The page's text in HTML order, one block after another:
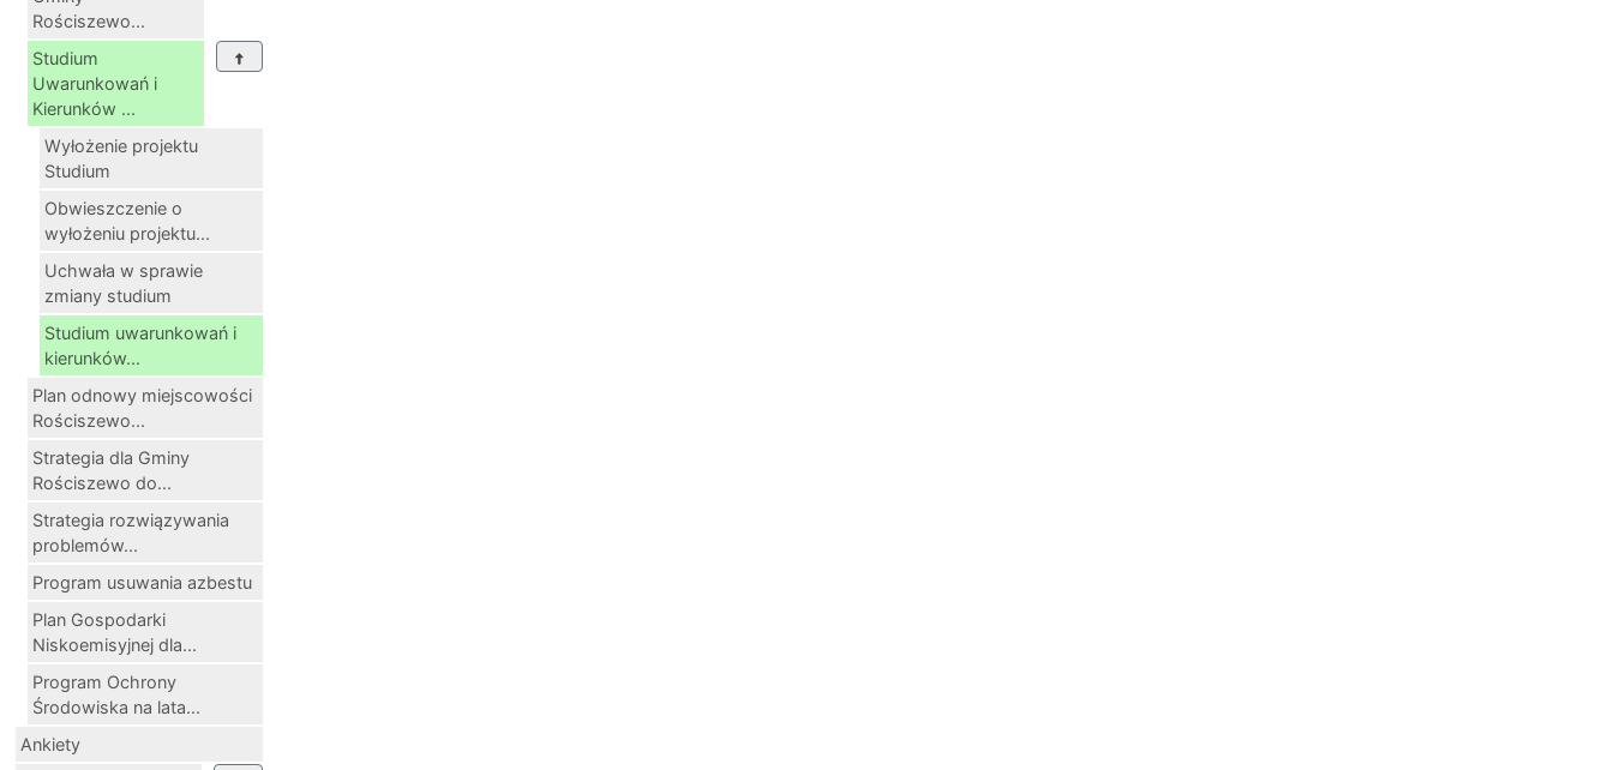
Rościszewo...
Studium
Uwarunkowań i
Kierunków ...
Wyłożenie projektu
Studium
Obwieszczenie o
wyłożeniu projektu...
Uchwała w sprawie
zmiany studium
Studium uwarunkowań i
kierunków...
Plan odnowy miejscowości
Rościszewo...
Strategia dla Gminy
Rościszewo do...
Strategia rozwiązywania
problemów...
Program usuwania azbestu
Plan Gospodarki
Niskoemisyjnej dla...
Program Ochrony
Środowiska na lata...
Ankiety